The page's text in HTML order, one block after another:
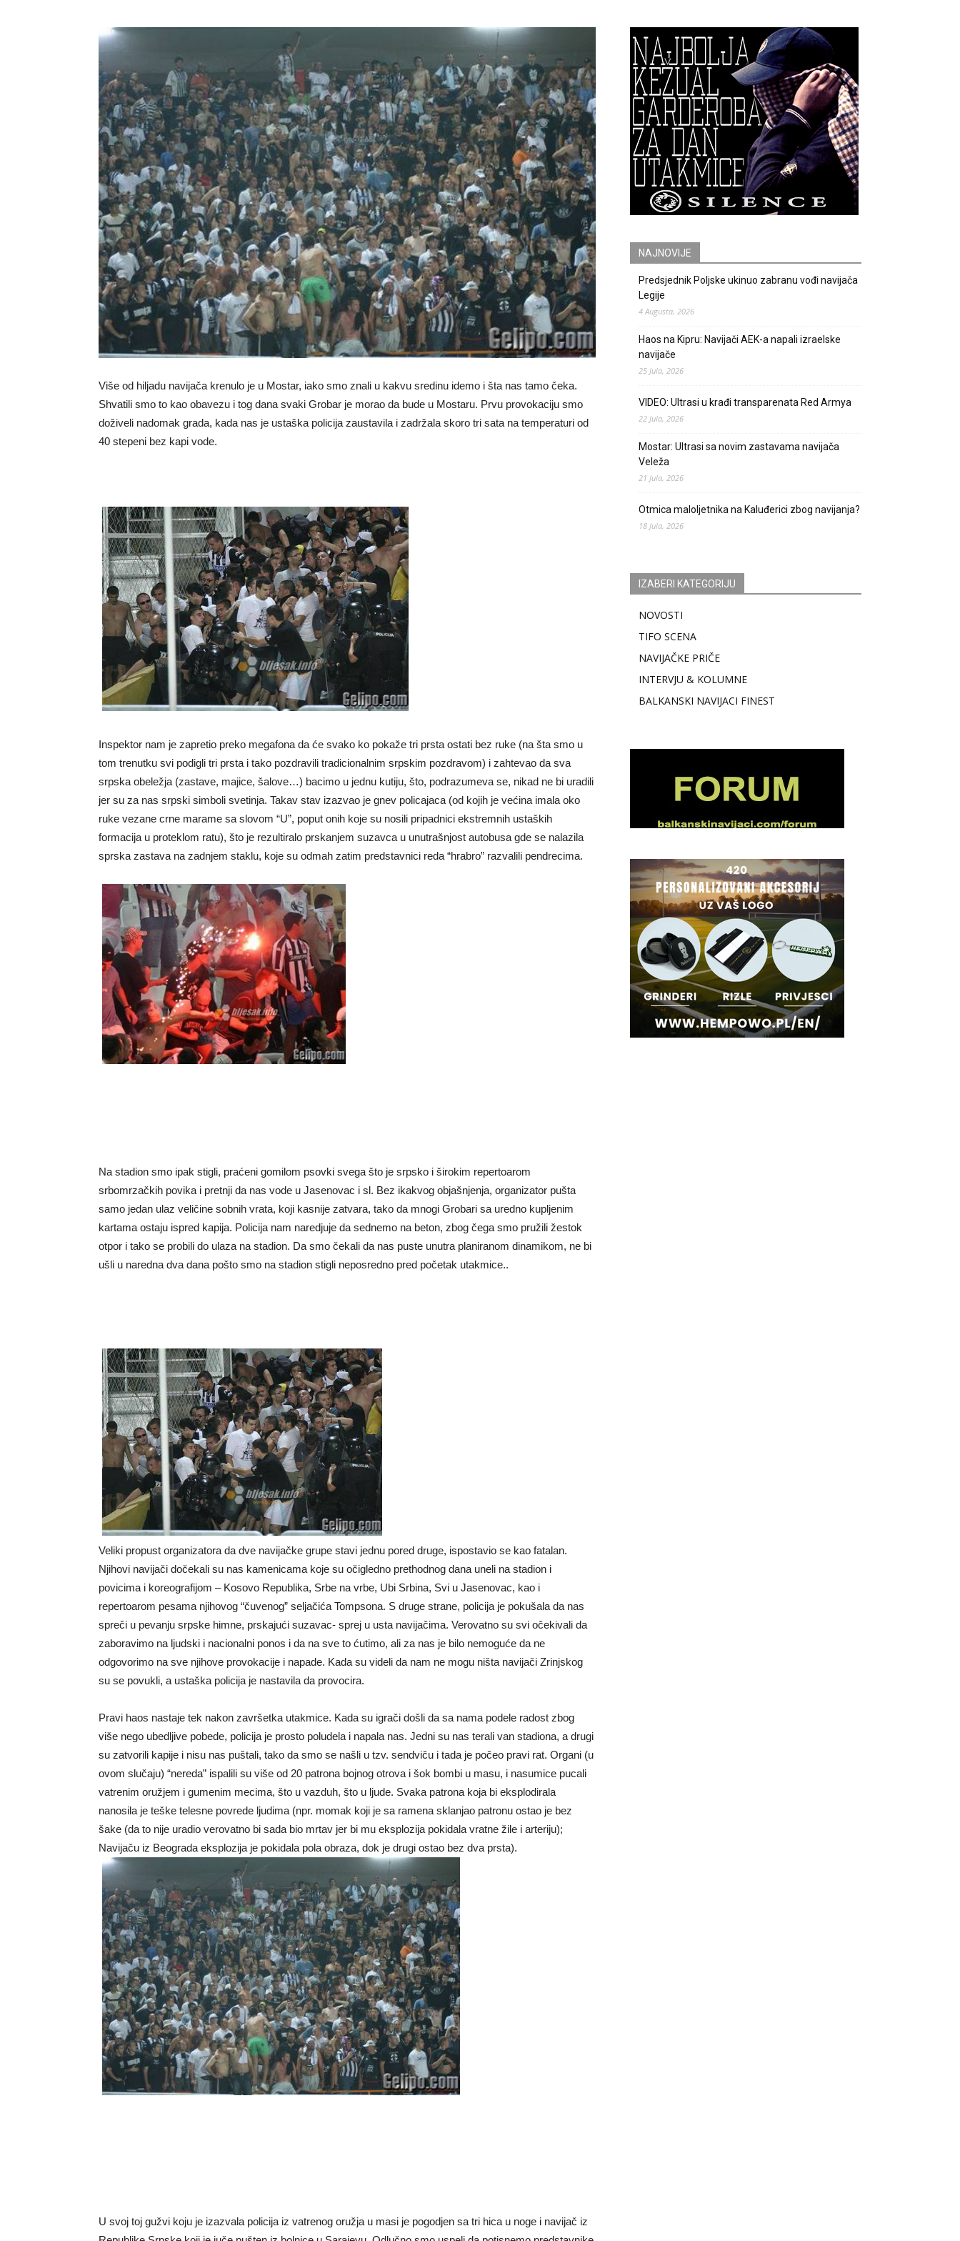
Više od hiljadu navijača krenulo je u Mostar, iako smo znali u kakvu sredinu idemo i šta nas tamo čeka.
Shvatili smo to kao obavezu i tog dana svaki Grobar je morao da bude u Mostaru. Prvu provokaciju smo
doživeli nadomak grada, kada nas je ustaška policija zaustavila i zadržala skoro tri sata na temperaturi od
40 stepeni bez kapi vode.
Inspektor nam je zapretio preko megafona da će svako ko pokaže tri prsta ostati bez ruke (na šta smo u
tom trenutku svi podigli tri prsta i tako pozdravili tradicionalnim srpskim pozdravom) i zahtevao da sva
srpska obeležja (zastave, majice, šalove…) bacimo u jednu kutiju, što, podrazumeva se, nikad ne bi uradili
jer su za nas srpski simboli svetinja. Takav stav izazvao je gnev policajaca (od kojih je većina imala oko
ruke vezane crne marame sa slovom “U”, poput onih koje su nosili pripadnici ekstremnih ustaških
formacija u proteklom ratu), što je rezultiralo prskanjem suzavca u unutrašnjost autobusa gde se nalazila
sprska zastava na zadnjem staklu, koje su odmah zatim predstavnici reda “hrabro” razvalili pendrecima.
Na stadion smo ipak stigli, praćeni gomilom psovki svega što je srpsko i širokim repertoarom
srbomrzačkih povika i pretnji da nas vode u Jasenovac i sl. Bez ikakvog objašnjenja, organizator pušta
samo jedan ulaz veličine sobnih vrata, koji kasnije zatvara, tako da mnogi Grobari sa uredno kupljenim
kartama ostaju ispred kapija. Policija nam naredjuje da sednemo na beton, zbog čega smo pružili žestok
otpor i tako se probili do ulaza na stadion. Da smo čekali da nas puste unutra planiranom dinamikom, ne bi
ušli u naredna dva dana pošto smo na stadion stigli neposredno pred početak utakmice..
Veliki propust organizatora da dve navijačke grupe stavi jednu pored druge, ispostavio se kao fatalan.
Njihovi navijači dočekali su nas kamenicama koje su očigledno prethodnog dana uneli na stadion i
povicima i koreografijom – Kosovo Republika, Srbe na vrbe, Ubi Srbina, Svi u Jasenovac, kao i
repertoarom pesama njihovog “čuvenog” seljačića Tompsona. S druge strane, policija je pokušala da nas
spreči u pevanju srpske himne, prskajući suzavac- sprej u usta navijačima. Verovatno su svi očekivali da
zaboravimo na ljudski i nacionalni ponos i da na sve to ćutimo, ali za nas je bilo nemoguće da ne
odgovorimo na sve njihove provokacije i napade. Kada su videli da nam ne mogu ništa navijači Zrinjskog
su se povukli, a ustaška policija je nastavila da provocira.
Pravi haos nastaje tek nakon završetka utakmice. Kada su igrači došli da sa nama podele radost zbog
više nego ubedljive pobede, policija je prosto poludela i napala nas. Jedni su nas terali van stadiona, a drugi
su zatvorili kapije i nisu nas puštali, tako da smo se našli u tzv. sendviču i tada je počeo pravi rat. Organi (u
ovom slučaju) “nereda” ispalili su više od 20 patrona bojnog otrova i šok bombi u masu, i nasumice pucali
vatrenim oružjem i gumenim mecima, što u vazduh, što u ljude. Svaka patrona koja bi eksplodirala
nanosila je teške telesne povrede ljudima (npr. momak koji je sa ramena sklanjao patronu ostao je bez
šake (da to nije uradio verovatno bi sada bio mrtav jer bi mu eksplozija pokidala vratne žile i arteriju);
Navijaču iz Beograda eksplozija je pokidala pola obraza, dok je drugi ostao bez dva prsta).
U svoj toj gužvi koju je izazvala policija iz vatrenog oružja u masi je pogodjen sa tri hica u noge i navijač iz
NAJNOVIJE
Predsjednik Poljske ukinuo zabranu vođi navijača
Legije
4 Augusta, 2026
Haos na Kipru: Navijači AEK-a napali izraelske
navijače
25 Jula, 2026
VIDEO: Ultrasi u krađi transparenata Red Armya
22 Jula, 2026
Mostar: Ultrasi sa novim zastavama navijača
Veleža
21 Jula, 2026
Otmica maloljetnika na Kaluđerici zbog navijanja?
18 Jula, 2026
IZABERI KATEGORIJU
NOVOSTI
TIFO SCENA
NAVIJAČKE PRIČE
INTERVJU & KOLUMNE
BALKANSKI NAVIJACI FINEST